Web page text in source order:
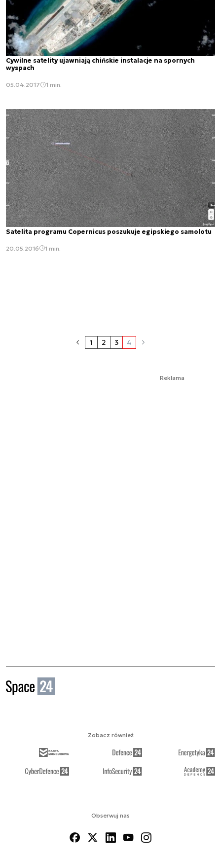
Cywilne satelity ujawniają chińskie instalacje na spornych
wyspach
05.04.2017 1 min.
Satelita programu Copernicus poszukuje egipskiego samolotu
20.05.2016 1 min.
1 2 3 4
Reklama
Obserwuj nas
Zobacz również